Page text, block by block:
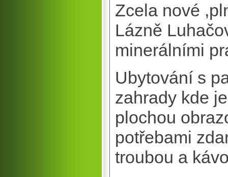
Zcela nové
Lázně
minerálními
Ubytování s
zahrady kde
plochou
potřebami
troubou a